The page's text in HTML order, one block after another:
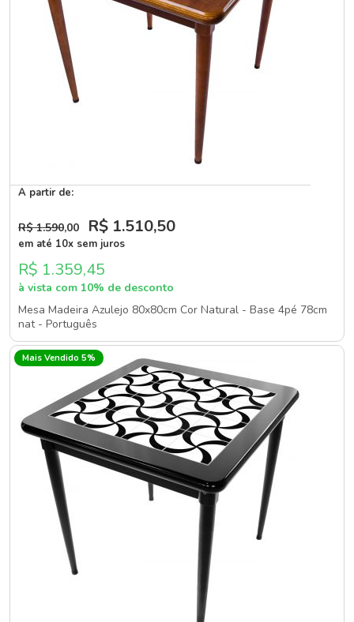
A partir de:
R$ 1.590,00 R$ 1.510,50
em até 10x sem juros
R$ 1.359,45
à vista com 10% de desconto
Mesa Madeira Azulejo 80x80cm Cor Natural - Base 4pé 78cm
nat - Português
Mais Vendido 5%